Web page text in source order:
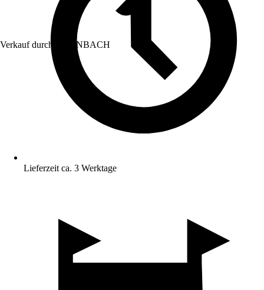
Verkauf durch: HORNBACH
Lieferzeit ca. 3 Werktage